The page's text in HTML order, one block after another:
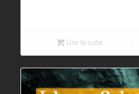
Lire la suite